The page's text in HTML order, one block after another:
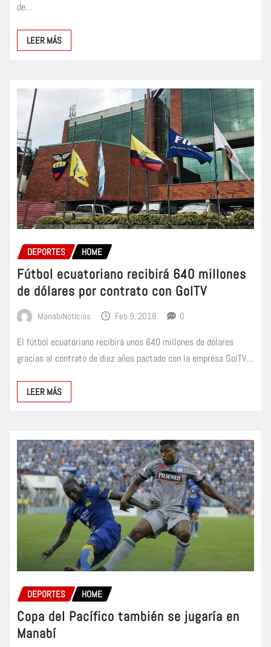
de…
LEER MÁS
DEPORTES HOME
Fútbol ecuatoriano recibirá 640 millones
de dólares por contrato con GolTV
ManabiNoticias Feb 9, 2018 0
El fútbol ecuatoriano recibirá unos 640 millones de dólares
gracias al contrato de diez años pactado con la empresa GolTV…
LEER MÁS
DEPORTES HOME
Copa del Pacífico también se jugaría en
Manabí